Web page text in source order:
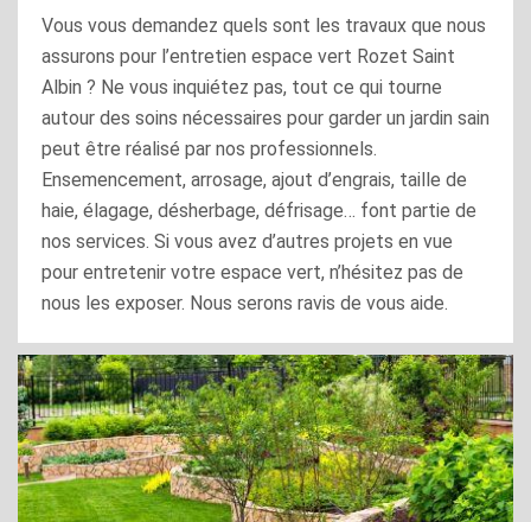
Vous vous demandez quels sont les travaux que nous
assurons pour l’entretien espace vert Rozet Saint
Albin ? Ne vous inquiétez pas, tout ce qui tourne
autour des soins nécessaires pour garder un jardin sain
peut être réalisé par nos professionnels.
Ensemencement, arrosage, ajout d’engrais, taille de
haie, élagage, désherbage, défrisage… font partie de
nos services. Si vous avez d’autres projets en vue
pour entretenir votre espace vert, n’hésitez pas de
nous les exposer. Nous serons ravis de vous aide.